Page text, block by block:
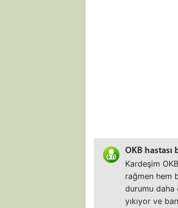
OKB
Kardeşim
rağmen hem
durumu daha
yıkıyor ve